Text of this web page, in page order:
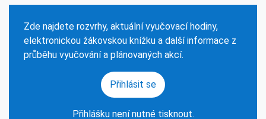
Zde najdete rozvrhy, aktuální vyučovací hodiny,
elektronickou žákovskou knížku a další informace z
průběhu vyučování a plánovaných akcí.
Přihlásit se
Přihlášku není nutné tisknout.